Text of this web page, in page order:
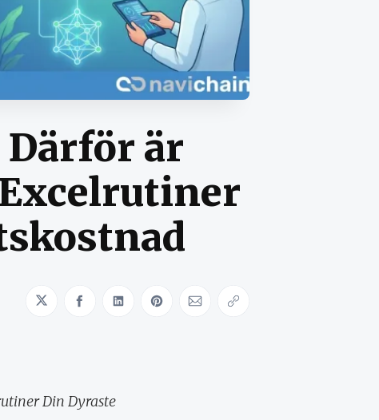
Därför är
Share on Twitter
Share on Facebook
Share on LinkedIn
Share on Pinterest
Share via Email
Copy link
Din Dyraste